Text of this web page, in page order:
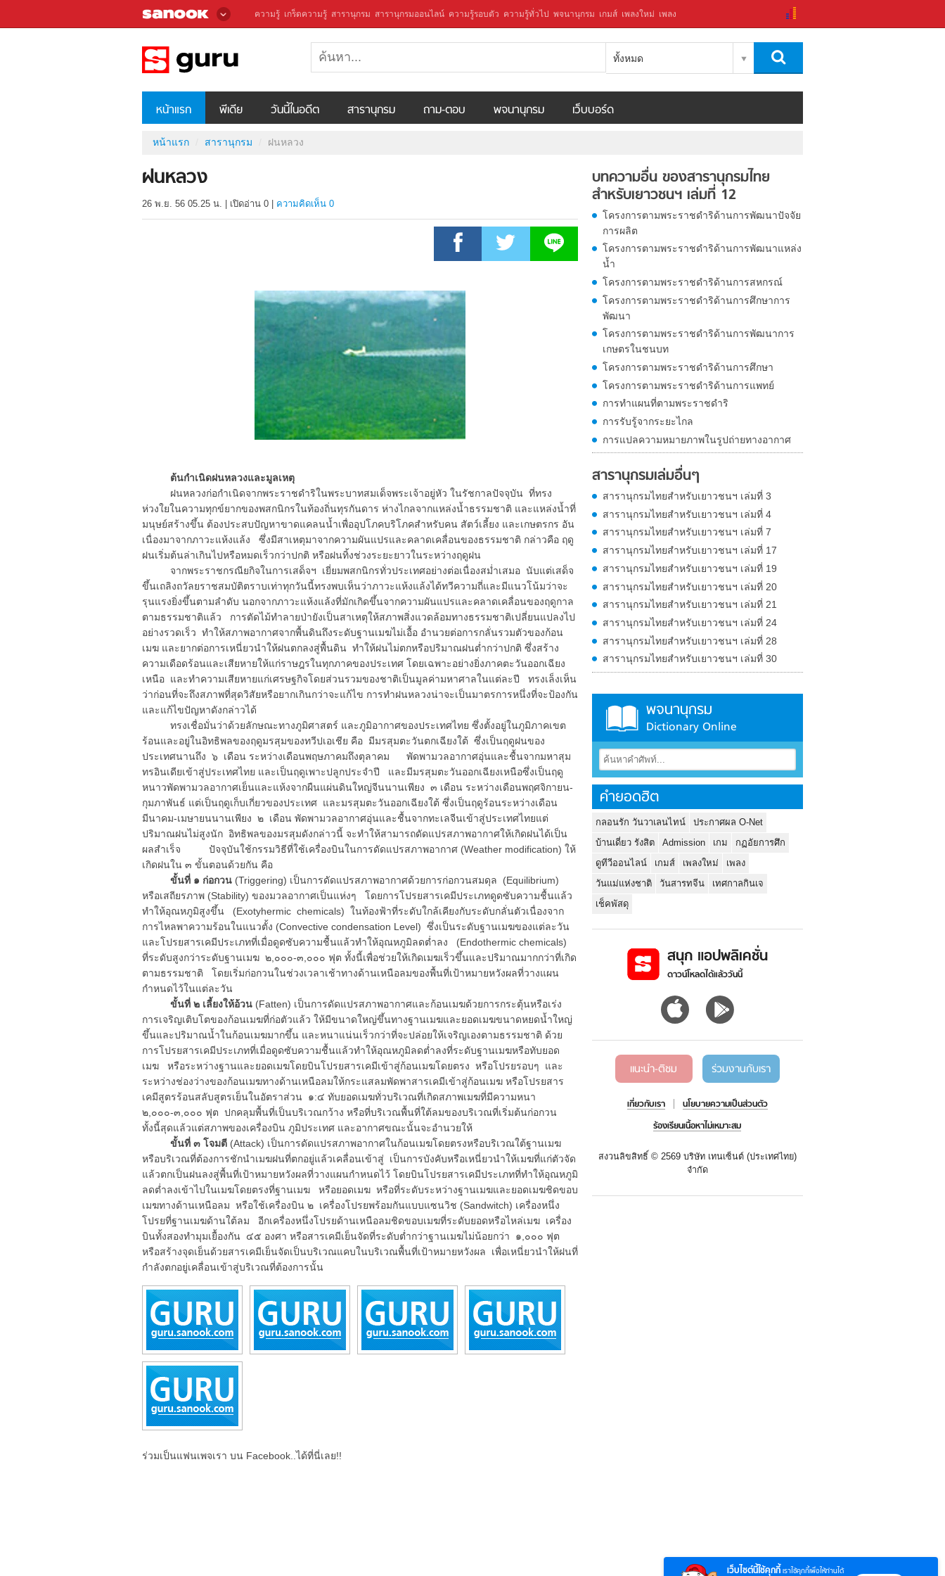
เว็บไซต์นี้ใช้คุกกี้ เราใช้คุกกี้เพื่อให้ท่านได้
ความรู้ เกร็ดความรู้ สารานุกรม สารานุกรมออนไลน์ ความรู้รอบตัว ความรู้ทั่วไป พจนานุกรม เกมส์ เพลงใหม่ เพลง
ทั้งหมด
หน้าแรก พีเดีย วันนี้ในอดีต สารานุกรม ถาม-ตอบ พจนานุกรม เว็บบอร์ด
หน้าแรก สารานุกรม ฝนหลวง
ฝนหลวง
26 พ.ย. 56 05.25 น. เปิดอ่าน 0 ความคิดเห็น 0
ต้นกำเนิดฝนหลวงและมูลเหตุ
ฝนหลวงก่อกำเนิดจากพระราชดำริในพระบาทสมเด็จพระเจ้าอยู่หัว ในรัชกาลปัจจุบัน ที่ทรง
ห่วงใยในความทุกข์ยากของพสกนิกรในท้องถิ่นทุรกันดาร ห่างไกลจากแหล่งน้ำธรรมชาติ และแหล่งน้ำที่
มนุษย์สร้างขึ้น ต้องประสบปัญหาขาดแคลนน้ำเพื่ออุปโภคบริโภคสำหรับคน สัตว์เลี้ยง และเกษตรกร อัน
เนื่องมาจากภาวะแห้งแล้ง ซึ่งมีสาเหตุมาจากความผันแปรและคลาดเคลื่อนของธรรมชาติ กล่าวคือ ฤดู
ฝนเริ่มต้นล่าเกินไปหรือหมดเร็วกว่าปกติ หรือฝนทิ้งช่วงระยะยาวในระหว่างฤดูฝน
จากพระราชกรณียกิจในการเสด็จฯ เยี่ยมพสกนิกรทั่วประเทศอย่างต่อเนื่องสม่ำเสมอ นับแต่เสด็จ
ขึ้นเถลิงถวัลยราชสมบัติตราบเท่าทุกวันนี้ทรงพบเห็นว่าภาวะแห้งแล้งได้ทวีความถี่และมีแนวโน้มว่าจะ
รุนแรงยิ่งขึ้นตามลำดับ นอกจากภาวะแห้งแล้งที่มักเกิดขึ้นจากความผันแปรและคลาดเคลื่อนของฤดูกาล
ตามธรรมชาติแล้ว การตัดไม้ทำลายป่ายังเป็นสาเหตุให้สภาพสิ่งแวดล้อมทางธรรมชาติเปลี่ยนแปลงไป
อย่างรวดเร็ว ทำให้สภาพอากาศจากพื้นดินถึงระดับฐานเมฆไม่เอื้อ อำนวยต่อการกลั่นรวมตัวของก้อน
เมฆ และยากต่อการเหนี่ยวนำให้ฝนตกลงสู่พื้นดิน ทำให้ฝนไม่ตกหรือปริมาณฝนต่ำกว่าปกติ ซึ่งสร้าง
ความเดือดร้อนและเสียหายให้แก่ราษฎรในทุกภาคของประเทศ โดยเฉพาะอย่างยิ่งภาคตะวันออกเฉียง
เหนือ และทำความเสียหายแก่เศรษฐกิจโดยส่วนรวมของชาติเป็นมูลค่ามหาศาลในแต่ละปี ทรงเล็งเห็น
ว่าก่อนที่จะถึงสภาพที่สุดวิสัยหรือยากเกินกว่าจะแก้ไข การทำฝนหลวงน่าจะเป็นมาตรการหนึ่งที่จะป้องกัน
และแก้ไขปัญหาดังกล่าวได้
ทรงเชื่อมั่นว่าด้วยลักษณะทางภูมิศาสตร์ และภูมิอากาศของประเทศไทย ซึ่งตั้งอยู่ในภูมิภาคเขต
ร้อนและอยู่ในอิทธิพลของฤดูมรสุมของทวีปเอเชีย คือ มีมรสุมตะวันตกเฉียงใต้ ซึ่งเป็นฤดูฝนของ
ประเทศนานถึง ๖ เดือน ระหว่างเดือนพฤษภาคมถึงตุลาคม พัดพามวลอากาศอุ่นและชื้นจากมหาสุม
ทรอินเดียเข้าสู่ประเทศไทย และเป็นฤดูเพาะปลูกประจำปี และมีมรสุมตะวันออกเฉียงเหนือซึ่งเป็นฤดู
หนาวพัดพามวลอากาศเย็นและแห้งจากผืนแผ่นดินใหญ่จีนนานเพียง ๓ เดือน ระหว่างเดือนพฤศจิกายน-
กุมภาพันธ์ แต่เป็นฤดูเก็บเกี่ยวของประเทศ และมรสุมตะวันออกเฉียงใต้ ซึ่งเป็นฤดูร้อนระหว่างเดือน
มีนาคม-เมษายนนานเพียง ๒ เดือน พัดพามวลอากาศอุ่นและชื้นจากทะเลจีนเข้าสู่ประเทศไทยแต่
ปริมาณฝนไม่สูงนัก อิทธิพลของมรสุมดังกล่าวนี้ จะทำให้สามารถดัดแปรสภาพอากาศให้เกิดฝนได้เป็น
ผลสำเร็จ ปัจจุบันใช้กรรมวิธีที่ใช้เครื่องบินในการดัดแปรสภาพอากาศ (Weather modification) ให้
เกิดฝนใน ๓ ขั้นตอนด้วยกัน คือ
ขั้นที่ ๑ ก่อกวน (Triggering) เป็นการดัดแปรสภาพอากาศด้วยการก่อกวนสมดุล (Equilibrium)
หรือเสถียรภาพ (Stability) ของมวลอากาศเป็นแห่งๆ โดยการโปรยสารเคมีประเภทดูดซับความชื้นแล้ว
ทำให้อุณหภูมิสูงขึ้น (Exotyhermic chemicals) ในท้องฟ้าที่ระดับใกล้เคียงกับระดับกลั่นตัวเนื่องจาก
การไหลพาความร้อนในแนวตั้ง (Convective condensation Level) ซึ่งเป็นระดับฐานเมฆของแต่ละวัน
และโปรยสารเคมีประเภทที่เมื่อดูดซับความชื้นแล้วทำให้อุณหภูมิลดต่ำลง (Endothermic chemicals)
ที่ระดับสูงกว่าระดับฐานเมฆ ๒,๐๐๐-๓,๐๐๐ ฟุต ทั้งนี้เพื่อช่วยให้เกิดเมฆเร็วขึ้นและปริมาณมากกว่าที่เกิด
ตามธรรมชาติ โดยเริ่มก่อกวนในช่วงเวลาเช้าทางด้านเหนือลมของพื้นที่เป้าหมายหวังผลที่วางแผน
กำหนดไว้ในแต่ละวัน
ขั้นที่ ๒ เลี้ยงให้อ้วน (Fatten) เป็นการดัดแปรสภาพอากาศและก้อนเมฆด้วยการกระตุ้นหรือเร่ง
การเจริญเติบโตของก้อนเมฆที่ก่อตัวแล้ว ให้มีขนาดใหญ่ขึ้นทางฐานเมฆและยอดเมฆขนาดหยดน้ำใหญ่
ขึ้นและปริมาณน้ำในก้อนเมฆมากขึ้น และหนาแน่นเร็วกว่าที่จะปล่อยให้เจริญเองตามธรรมชาติ ด้วย
การโปรยสารเคมีประเภทที่เมื่อดูดซับความชื้นแล้วทำให้อุณหภูมิลดต่ำลงที่ระดับฐานเมฆหรือทับยอด
เมฆ หรือระหว่างฐานและยอดเมฆโดยบินโปรยสารเคมีเข้าสู่ก้อนเมฆโดยตรง หรือโปรยรอบๆ และ
ระหว่างช่องว่างของก้อนเมฆทางด้านเหนือลมให้กระแสลมพัดพาสารเคมีเข้าสู่ก้อนเมฆ หรือโปรยสาร
เคมีสูตรร้อนสลับสูตรเย็นในอัตราส่วน ๑:๔ ทับยอดเมฆทั่วบริเวณที่เกิดสภาพเมฆที่มีความหนา
๒,๐๐๐-๓,๐๐๐ ฟุต ปกคลุมพื้นที่เป็นบริเวณกว้าง หรือที่บริเวณพื้นที่ใต้ลมของบริเวณที่เริ่มต้นก่อกวน
ทั้งนี้สุดแล้วแต่สภาพของเครื่องบิน ภูมิประเทศ และอากาศขณะนั้นจะอำนวยให้
ขั้นที่ ๓ โจมตี (Attack) เป็นการดัดแปรสภาพอากาศในก้อนเมฆโดยตรงหรือบริเวณใต้ฐานเมฆ
หรือบริเวณที่ต้องการชักนำเมฆฝนที่ตกอยู่แล้วเคลื่อนเข้าสู่ เป็นการบังคับหรือเหนี่ยวนำให้เมฆที่แก่ตัวจัด
แล้วตกเป็นฝนลงสู่พื้นที่เป้าหมายหวังผลที่วางแผนกำหนดไว้ โดยบินโปรยสารเคมีประเภทที่ทำให้อุณหภูมิ
ลดต่ำลงเข้าไปในเมฆโดยตรงที่ฐานเมฆ หรือยอดเมฆ หรือที่ระดับระหว่างฐานเมฆและยอดเมฆชิดขอบ
เมฆทางด้านเหนือลม หรือใช้เครื่องบิน ๒ เครื่องโปรยพร้อมกันแบบแซนวิช (Sandwitch) เครื่องหนึ่ง
โปรยที่ฐานเมฆด้านใต้ลม อีกเครื่องหนึ่งโปรยด้านเหนือลมชิดขอบเมฆที่ระดับยอดหรือไหล่เมฆ เครื่อง
บินทั้งสองทำมุมเยื้องกัน ๔๕ องศา หรือสารเคมีเย็นจัดที่ระดับต่ำกว่าฐานเมฆไม่น้อยกว่า ๑,๐๐๐ ฟุต
หรือสร้างจุดเย็นด้วยสารเคมีเย็นจัดเป็นบริเวณแคบในบริเวณพื้นที่เป้าหมายหวังผล เพื่อเหนี่ยวนำให้ฝนที่
กำลังตกอยู่เคลื่อนเข้าสู่บริเวณที่ต้องการนั้น
ร่วมเป็นแฟนเพจเรา บน Facebook..ได้ที่นี่เลย!!
บทความอื่น ของสารานุกรมไทย
สำหรับเยาวชนฯ เล่มที่ 12
โครงการตามพระราชดำริด้านการพัฒนาปัจจัย
การผลิต
โครงการตามพระราชดำริด้านการพัฒนาแหล่ง
น้ำ
โครงการตามพระราชดำริด้านการสหกรณ์
โครงการตามพระราชดำริด้านการศึกษาการ
พัฒนา
โครงการตามพระราชดำริด้านการพัฒนาการ
เกษตรในชนบท
โครงการตามพระราชดำริด้านการศึกษา
โครงการตามพระราชดำริด้านการแพทย์
การทำแผนที่ตามพระราชดำริ
การรับรู้จากระยะไกล
การแปลความหมายภาพในรูปถ่ายทางอากาศ
สารานุกรมเล่มอื่นๆ
สารานุกรมไทยสำหรับเยาวชนฯ เล่มที่ 3
สารานุกรมไทยสำหรับเยาวชนฯ เล่มที่ 4
สารานุกรมไทยสำหรับเยาวชนฯ เล่มที่ 7
สารานุกรมไทยสำหรับเยาวชนฯ เล่มที่ 17
สารานุกรมไทยสำหรับเยาวชนฯ เล่มที่ 19
สารานุกรมไทยสำหรับเยาวชนฯ เล่มที่ 20
สารานุกรมไทยสำหรับเยาวชนฯ เล่มที่ 21
สารานุกรมไทยสำหรับเยาวชนฯ เล่มที่ 24
สารานุกรมไทยสำหรับเยาวชนฯ เล่มที่ 28
สารานุกรมไทยสำหรับเยาวชนฯ เล่มที่ 30
พจนานุกรม
Dictionary Online
คำยอดฮิต
กลอนรัก วันวาเลนไทน์
ประกาศผล O-Net
บ้านเดี่ยว รังสิต
Admission เกม
กฏอัยการศึก
ดูทีวีออนไลน์
เกมส์ เพลงใหม่
เพลง
วันแม่แห่งชาติ
วันสารทจีน
เทศกาลกินเจ
เช็คพัสดุ
สนุก แอปพลิเคชั่น
ดาวน์โหลดได้แล้ววันนี้
แนะนำ-ติชม ร่วมงานกับเรา
เกี่ยวกับเรา
นโยบายความเป็นส่วนตัว
ร้องเรียนเนื้อหาไม่เหมาะสม
สงวนลิขสิทธิ์ © 2569 บริษัท เทนเซ็นต์ (ประเทศไทย)
จำกัด